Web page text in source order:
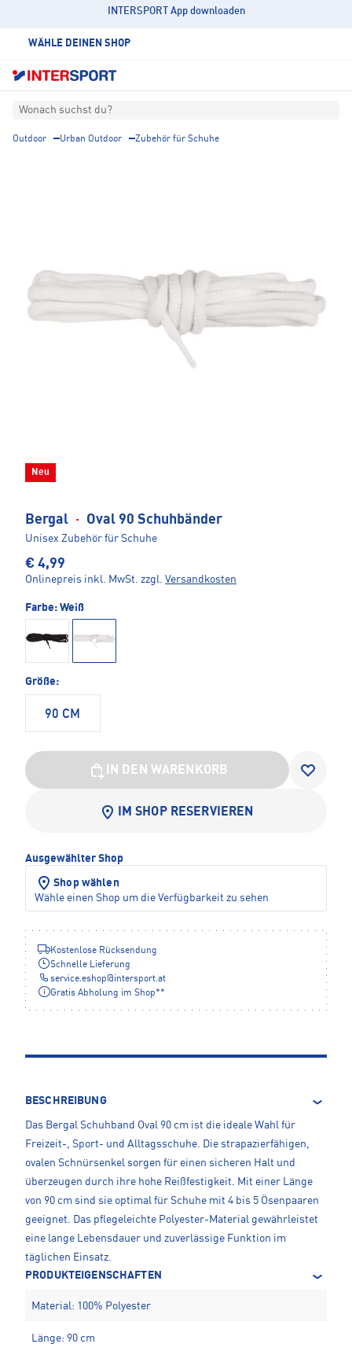
INTERSPORT App downloaden
WÄHLE DEINEN SHOP
Wonach suchst du?
Outdoor Urban Outdoor Zubehör für Schuhe
Neu
Bergal · Oval 90 Schuhbänder
Unisex Zubehör für Schuhe
€ 4,99
Onlinepreis inkl. MwSt. zzgl. Versandkosten
Farbe: Weiß
Größe:
90 CM
IN DEN WARENKORB
IM SHOP RESERVIEREN
Ausgewählter Shop
Shop wählen
Wähle einen Shop um die Verfügbarkeit zu sehen
Kostenlose Rücksendung
Schnelle Lieferung
service.eshop@intersport.at
Gratis Abholung im Shop**
BESCHREIBUNG
Das Bergal Schuhband Oval 90 cm ist die ideale Wahl für
Freizeit-, Sport- und Alltagsschuhe. Die strapazierfähigen,
ovalen Schnürsenkel sorgen für einen sicheren Halt und
überzeugen durch ihre hohe Reißfestigkeit. Mit einer Länge
von 90 cm sind sie optimal für Schuhe mit 4 bis 5 Ösenpaaren
geeignet. Das pflegeleichte Polyester-Material gewährleistet
eine lange Lebensdauer und zuverlässige Funktion im
täglichen Einsatz.
PRODUKTEIGENSCHAFTEN
Material: 100% Polyester
Länge: 90 cm